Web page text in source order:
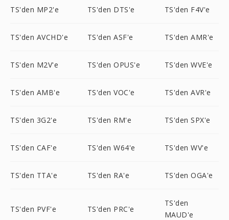
TS'den MP2'e TS'den DTS'e TS'den F4V'e
TS'den AVCHD'e TS'den ASF'e TS'den AMR'e
TS'den M2V'e TS'den OPUS'e TS'den WVE'e
TS'den AMB'e TS'den VOC'e TS'den AVR'e
TS'den 3G2'e TS'den RM'e TS'den SPX'e
TS'den CAF'e TS'den W64'e TS'den WV'e
TS'den TTA'e TS'den RA'e TS'den OGA'e
TS'den PVF'e TS'den PRC'e
TS'den
MAUD'e